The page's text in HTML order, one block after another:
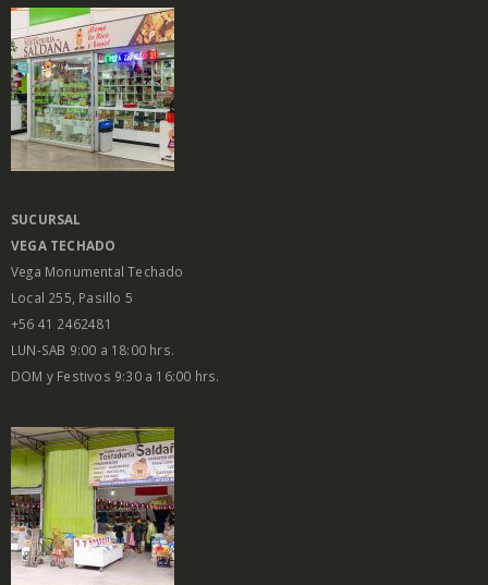
SUCURSAL
VEGA TECHADO
Vega Monumental Techado
Local 255, Pasillo 5
+56 41 2462481
LUN-SAB 9:00 a 18:00 hrs.
DOM y Festivos 9:30 a 16:00 hrs.